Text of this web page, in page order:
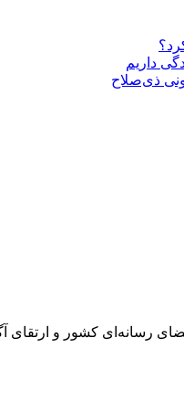
داریم
ذی‌‏صلاح
رسانه‌ای کشور و